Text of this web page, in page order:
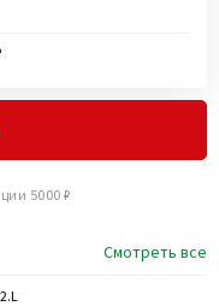
Смотреть все
5000 ₽